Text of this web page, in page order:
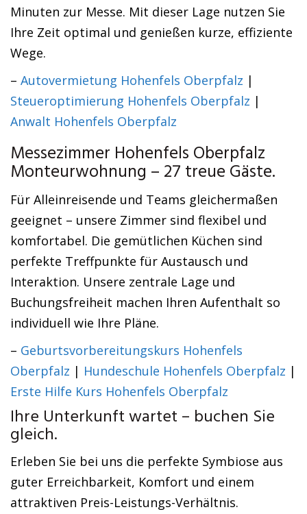
Minuten zur Messe. Mit dieser Lage nutzen Sie
Ihre Zeit optimal und genießen kurze, effiziente
Wege.
– Autovermietung Hohenfels Oberpfalz |
Steueroptimierung Hohenfels Oberpfalz |
Anwalt Hohenfels Oberpfalz
Messezimmer Hohenfels Oberpfalz
Monteurwohnung – 27 treue Gäste.
Für Alleinreisende und Teams gleichermaßen
geeignet – unsere Zimmer sind flexibel und
komfortabel. Die gemütlichen Küchen sind
perfekte Treffpunkte für Austausch und
Interaktion. Unsere zentrale Lage und
Buchungsfreiheit machen Ihren Aufenthalt so
individuell wie Ihre Pläne.
– Geburtsvorbereitungskurs Hohenfels
Oberpfalz | Hundeschule Hohenfels Oberpfalz |
Erste Hilfe Kurs Hohenfels Oberpfalz
Ihre Unterkunft wartet – buchen Sie
gleich.
Erleben Sie bei uns die perfekte Symbiose aus
guter Erreichbarkeit, Komfort und einem
attraktiven Preis-Leistungs-Verhältnis.